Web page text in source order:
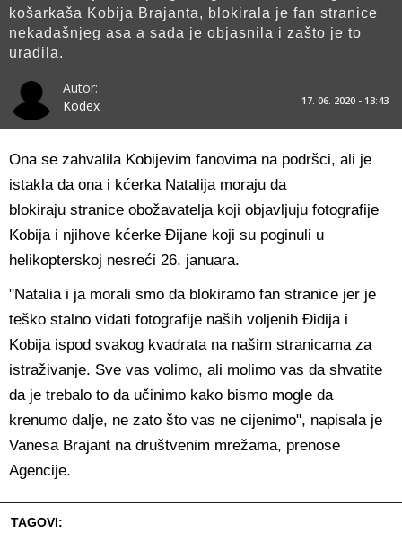
košarkaša Kobija Brajanta, blokirala je fan stranice
nekadašnjeg asa a sada je objasnila i zašto je to
uradila.
Autor:
Kodex
17. 06. 2020 - 13:43
Ona se zahvalila Kobijevim fanovima na podršci, ali je
istakla da ona i kćerka Natalija moraju da
blokiraju stranice obožavatelja koji objavljuju fotografije
Kobija i njihove kćerke Đijane koji su poginuli u
helikopterskoj nesreći 26. januara.
"Natalia i ja morali smo da blokiramo fan stranice jer je
teško stalno viđati fotografije naših voljenih Điđija i
Kobija ispod svakog kvadrata na našim stranicama za
istraživanje. Sve vas volimo, ali molimo vas da shvatite
da je trebalo to da učinimo kako bismo mogle da
krenumo dalje, ne zato što vas ne cijenimo", napisala je
Vanesa Brajant na društvenim mrežama, prenose
Agencije.
TAGOVI: